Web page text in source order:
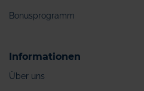
Bonusprogramm
Informationen
Über uns